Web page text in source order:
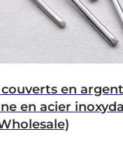
en argent
en acier